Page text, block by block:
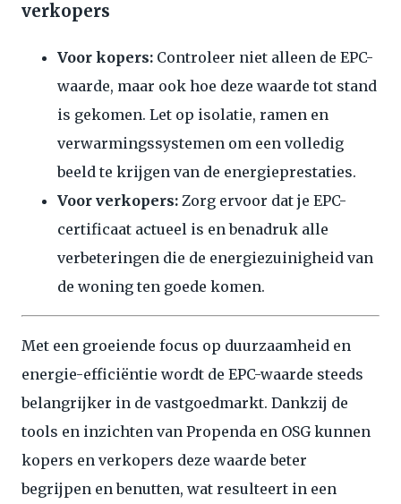
verkopers
Voor kopers: Controleer niet alleen de EPC-
waarde, maar ook hoe deze waarde tot stand
is gekomen. Let op isolatie, ramen en
verwarmingssystemen om een volledig
beeld te krijgen van de energieprestaties.
Voor verkopers: Zorg ervoor dat je EPC-
certificaat actueel is en benadruk alle
verbeteringen die de energiezuinigheid van
de woning ten goede komen.
Met een groeiende focus op duurzaamheid en
energie-efficiëntie wordt de EPC-waarde steeds
belangrijker in de vastgoedmarkt. Dankzij de
tools en inzichten van Propenda en OSG kunnen
kopers en verkopers deze waarde beter
begrijpen en benutten, wat resulteert in een